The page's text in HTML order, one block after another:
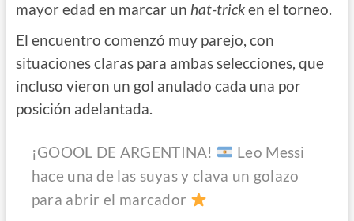
mayor edad en marcar un hat-tricken el torneo.
El encuentro comenzó muy parejo, con
situaciones claras para ambas selecciones, que
incluso vieron un gol anulado cada una por
posición adelantada.
¡GOOOL DE ARGENTINA!
Leo Messi
hace una de las suyas y clava un golazo
para abrir el marcador